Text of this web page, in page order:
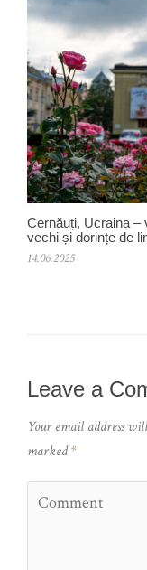
Cernăuți, Ucraina –
vechi și dorințe de
14.06.2025
Leave a
Your email address
marked*